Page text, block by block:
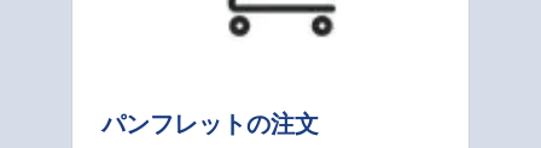
パンフレットの注文